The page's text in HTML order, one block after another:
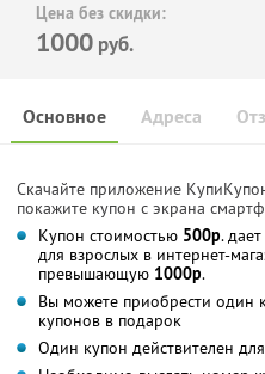
Цена без скидки:
1000 руб.
Основное Адреса
Скачайте приложение
покажите купон с экрана
Купон стоимостью 500р.
для взрослых в интернет-
превышающую 1000р.
Вы можете приобрести один
купонов в подарок
Один купон действителен